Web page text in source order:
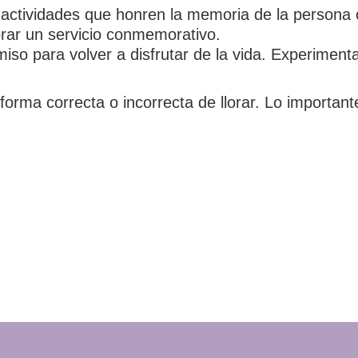
que honren la memoria de la
un servicio conmemorativo.
para volver a disfrutar de la vida.
correcta o incorrecta de llorar. Lo